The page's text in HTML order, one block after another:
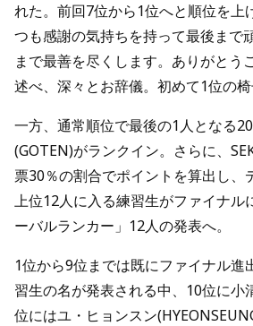
れた。前回7位から1位へと順位を上
つも感謝の気持ちを持って最後まで
まで最善を尽くします。ありがとう
述べ、深々とお辞儀。初めて1位の椅
一方、通常順位で最後の1人となる
(GOTEN)がランクイン。さらに、
票30％の割合でポイントを算出し、
上位12人に入る練習生がファイナル
ーバルランカー」12人の発表へ。
1位から9位までは既にファイナル進
習生の名が発表される中、10位に小
位にはユ・ヒョンスン